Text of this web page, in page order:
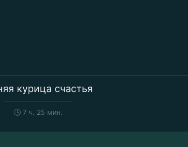
курица счастья
🕒 7 ч. 25 мин.